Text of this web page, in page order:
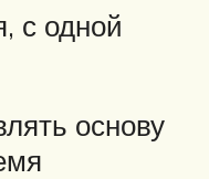
с одной
основу